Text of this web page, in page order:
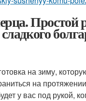
Простой
на зиму,
на
у вас под рукой,